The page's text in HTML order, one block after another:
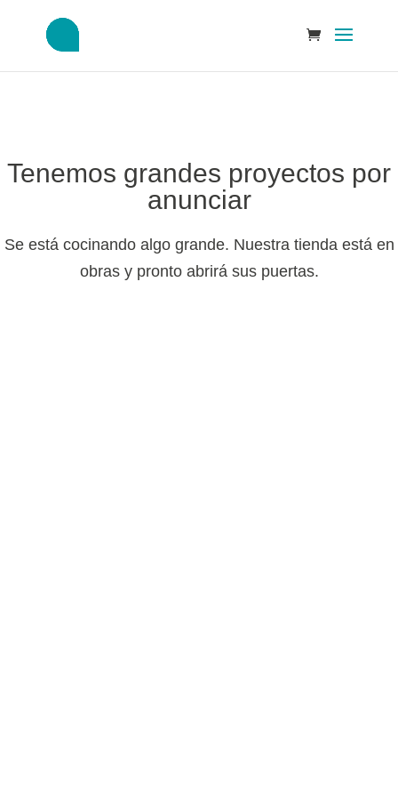
Tenemos grandes proyectos por
anunciar
Se está cocinando algo grande. Nuestra tienda está en
obras y pronto abrirá sus puertas.